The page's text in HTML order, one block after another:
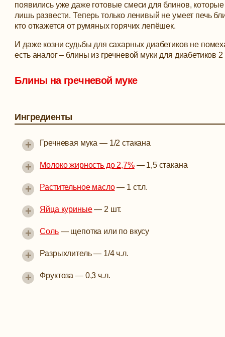
появились уже даже готовые смеси для блинов,
лишь развести. Теперь только ленивый не умеет печь
кто откажется от румяных горячих лепёшек.
И даже козни судьбы для сахарных диабетиков не
есть аналог – блины из гречневой муки для диабетиков 2
Блины на гречневой муке
Ингредиенты
Гречневая мука — 1/2 стакана
+
Молоко жирность до 2,7%— 1,5 стакана
+
Растительное масло— 1 ст.л.
+
Яйца куриные— 2 шт.
+
Соль— щепотка или по вкусу
+
Разрыхлитель— 1/4 ч.л.
+
Фруктоза — 0,3 ч.л.
+